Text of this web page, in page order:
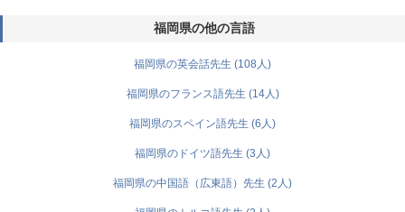
福岡県の他の言語
福岡県の英会話先生 (108人)
福岡県のフランス語先生 (14人)
福岡県のスペイン語先生 (6人)
福岡県のドイツ語先生 (3人)
福岡県の中国語（広東語）先生 (2人)